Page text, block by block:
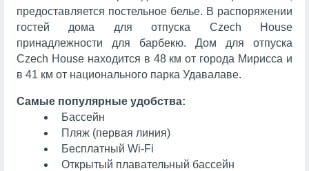
предоставляется постельное белье. В распоряжении
гостей дома для отпуска Czech House
принадлежности для барбекю. Дом для отпуска
Czech House находится в 48 км от города Мирисса и
в 41 км от национального парка Удавалаве.
Самые популярные удобства:
Бассейн
Пляж (первая линия)
Бесплатный Wi-Fi
Открытый плавательный бассейн